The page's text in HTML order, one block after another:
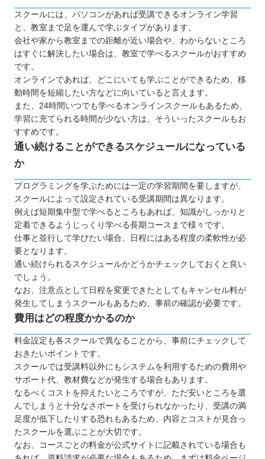
スクールには、パソコンがあれば受講できるオンライン学習
と、教室まで足を運んで学ぶタイプがあります。
会社や家から教室までの距離が近い場合や、わからないところ
はすぐに解決したい場合は、教室で学べるスクールがおすすめ
です。
オンラインであれば、どこにいても学ぶことができるため、移
動時間を短縮したい方などに向いていると言えます。
また、24時間いつでも学べるオンラインスクールもあるため、
学習に充てられる時間が少ない方は、そういったスクールもお
すすめです。
通い続けることができるスケジュールになっている
か
プログラミングを学ぶためには一定の学習期間を要しますが、
スクールによって設定されている受講期間は異なります。
例えば短期集中型で学べるところもあれば、知識がしっかりと
定着できるようじっくり学べる長期コースまで様々です。
仕事と並行して学びたい場合、日程にはある程度の柔軟性が必
要となります。
通い続けられるスケジュールかどうかチェックしておくと良い
でしょう。
なお、注意点として日程を変更できたとしてもキャンセル料が
発生してしまうスクールもあるため、事前の確認が必要です。
費用はどの程度かかるのか
料金設定も各スクールで異なることから、事前にチェックして
おきたいポイントです。
スクールでは受講料以外にもシステムを利用するための費用や
サポート代、教材費などが発生する場合もあります。
なるべくコストを抑えたいところですが、ただ安いところを選
んでしまうと十分なさポートを受けられなかったり、受講の満
足度が低下したりする恐れもあるため、内容とコストが見合っ
たスクールを選ぶことが大切です。
なお、コースごとの料金が公式サイトに記載されている場合も